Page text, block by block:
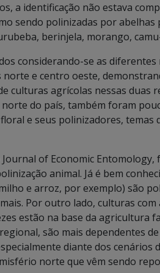
a identificação não estava
sendo polinizadas por abelhas
berinjela, morango,
considerando-se as diferentes
e centro oeste,
culturas agrícolas nessas duas
do país, também foram
e seus polinizadores, temas
of Economic Entomology,
animal. Já é bem
e arroz, por exemplo) são
Por outro lado, culturas
estão na base da agricultura
são mais dependentes
diante dos cenários
norte que vêm sendo